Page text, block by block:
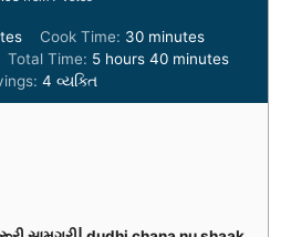
Cook Time: 30m
i
u
minutes
Total Time: 5h
u
hours 40m
n
minutes
4 વ્યક્તિ